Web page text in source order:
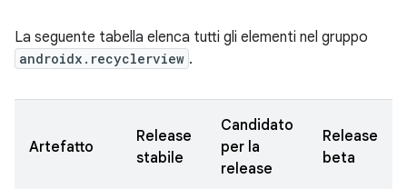
La seguente tabella elenca tutti gli elementi nel gruppo
androidx.recyclerview .
Artefatto
Release
stabile
Candidato
per la
release
Release
beta